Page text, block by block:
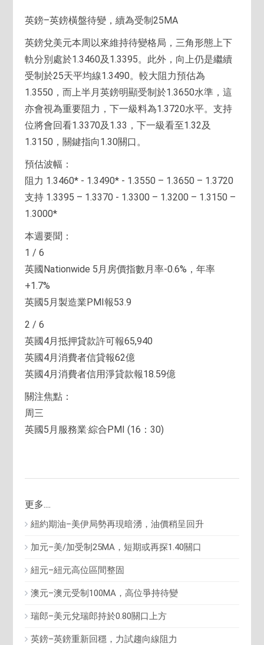
英鎊–英鎊橫盤待變，續為受制25MA
英鎊兌美元本周以來維持待變格局，三角形態上下
軌分別處於1.3460及1.3395。此外，向上仍是繼續
受制於25天平均線1.3490。較大阻力預估為
1.3550，而上半月英鎊明顯受制於1.3650水準，這
亦會視為重要阻力，下一級料為1.3720水平。支持
位將會回看1.3370及1.33，下一級看至1.32及
1.3150，關鍵指向1.30關口。
預估波幅：
阻力 1.3460* - 1.3490* - 1.3550 – 1.3650 – 1.3720
支持 1.3395 – 1.3370 - 1.3300 – 1.3200 – 1.3150 –
1.3000*
本週要聞：
1 / 6
英國Nationwide 5月房價指數月率-0.6%，年率
+1.7%
英國5月製造業PMI報53.9
2 / 6
英國4月抵押貸款許可報65,940
英國4月消費者信貸報62億
英國4月消費者信用淨貸款報18.59億
關注焦點：
周三
英國5月服務業‧綜合PMI (16：30)
更多....
紐約期油–美伊局勢再現暗湧，油價稍呈回升
加元–美/加受制25MA，短期或再探1.40關口
紐元–紐元高位區間整固
澳元–澳元受制100MA，高位爭持待變
瑞郎–美元兌瑞郎持於0.80關口上方
英鎊–英鎊重新回穩，力試趨向線阻力